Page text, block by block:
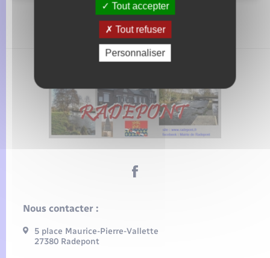
Nous contacter :
5 place Maurice-Pierre-Vallette
27380 Radepont
Tout accepter
Tout refuser
Personnaliser